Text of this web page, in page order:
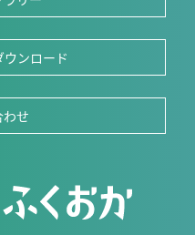
ンロード
せ